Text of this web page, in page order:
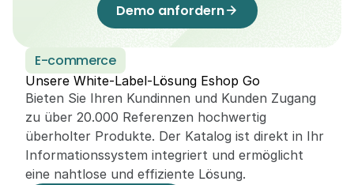
Demo anfordernarrow_forward
E-commerce
Unsere White-Label-Lösung Eshop Go
Bieten Sie Ihren Kundinnen und Kunden Zugang
zu über 20.000 Referenzen hochwertig
überholter Produkte. Der Katalog ist direkt in Ihr
Informationssystem integriert und ermöglicht
eine nahtlose und effiziente Lösung.